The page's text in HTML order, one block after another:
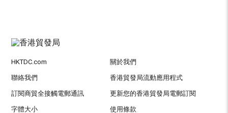
HKTDC.com 關於我們
聯絡我們 香港貿發局流動應用程式
訂閱商貿全接觸電郵通訊 更新您的香港貿發局電郵訂閱
字體大小 使用條款